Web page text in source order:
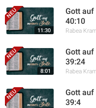
11:30
Gott auf
40:10
Rabea
8:01
Gott auf
39:24
Rabea
Gott auf
39:4